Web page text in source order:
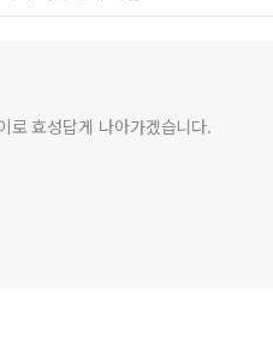
로 효성답게 나아가겠습니다.